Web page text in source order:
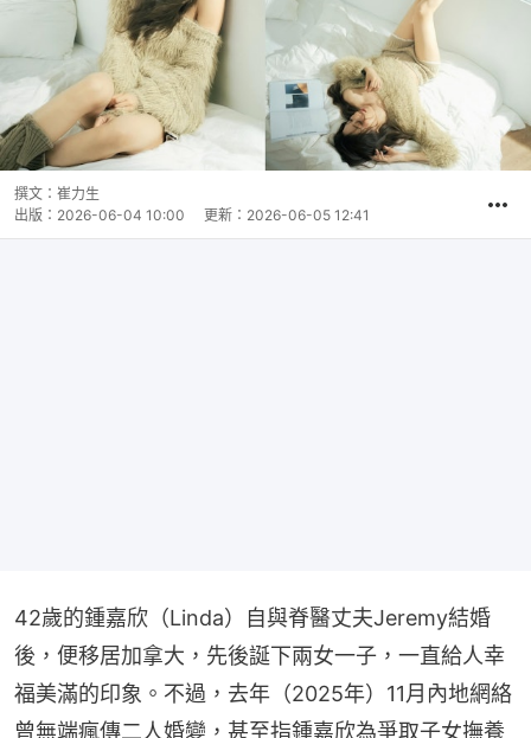
撰文： 崔力生
出版： 2026-06-04 10:00 更新： 2026-06-05 12:41
42歲的鍾嘉欣（Linda）自與脊醫丈夫Jeremy結婚
後，便移居加拿大，先後誕下兩女一子，一直給人幸
福美滿的印象。不過，去年（2025年）11月內地網絡
曾無端瘋傳二人婚變，甚至指鍾嘉欣為爭取子女撫養